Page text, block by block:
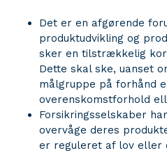
Det er en afgørende
produktudvikling og
sker en tilstrækkelig
Dette skal ske, uanset
målgruppe på forhånd
overenskomstforhold
Forsikringsselskaber
overvåge deres
er reguleret af lov eller